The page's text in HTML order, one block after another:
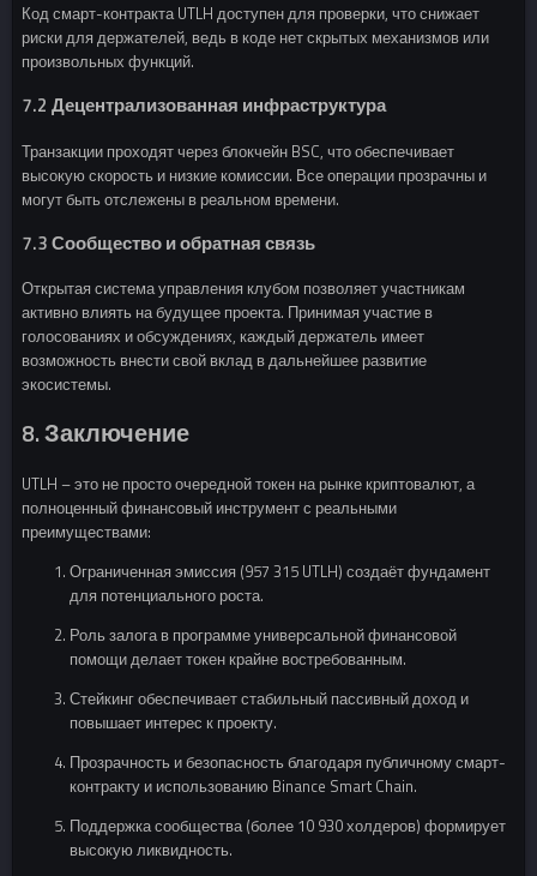
Код смарт-контракта UTLH доступен для проверки, что снижает
риски для держателей, ведь в коде нет скрытых механизмов или
произвольных функций.
7.2 Децентрализованная инфраструктура
Транзакции проходят через блокчейн BSC, что обеспечивает
высокую скорость и низкие комиссии. Все операции прозрачны и
могут быть отслежены в реальном времени.
7.3 Сообщество и обратная связь
Открытая система управления клубом позволяет участникам
активно влиять на будущее проекта. Принимая участие в
голосованиях и обсуждениях, каждый держатель имеет
возможность внести свой вклад в дальнейшее развитие
экосистемы.
8. Заключение
UTLH – это не просто очередной токен на рынке криптовалют, а
полноценный финансовый инструмент с реальными
преимуществами:
Ограниченная эмиссия (957 315 UTLH) создаёт фундамент
для потенциального роста.
Роль залога в программе универсальной финансовой
помощи делает токен крайне востребованным.
Стейкинг обеспечивает стабильный пассивный доход и
повышает интерес к проекту.
Прозрачность и безопасность благодаря публичному смарт-
контракту и использованию Binance Smart Chain.
Поддержка сообщества (более 10 930 холдеров) формирует
высокую ликвидность.